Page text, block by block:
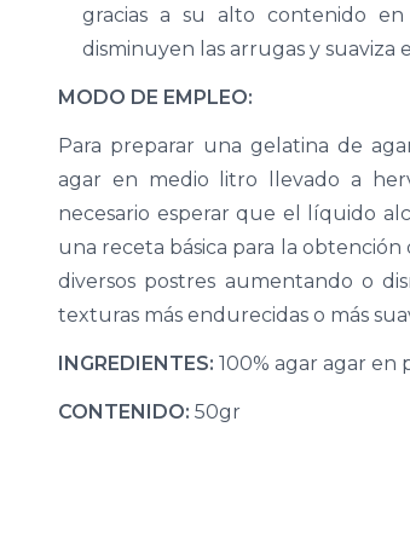
gracias a su alto contenido
disminuyen las arrugas y suaviza
MODO DE EMPLEO:
Para preparar una gelatina de
agar en medio litro llevado a
necesario esperar que el líquido
una receta básica para la
diversos postres aumentando o
texturas más endurecidas o más
INGREDIENTES: 100% agar agar en
CONTENIDO: 50gr